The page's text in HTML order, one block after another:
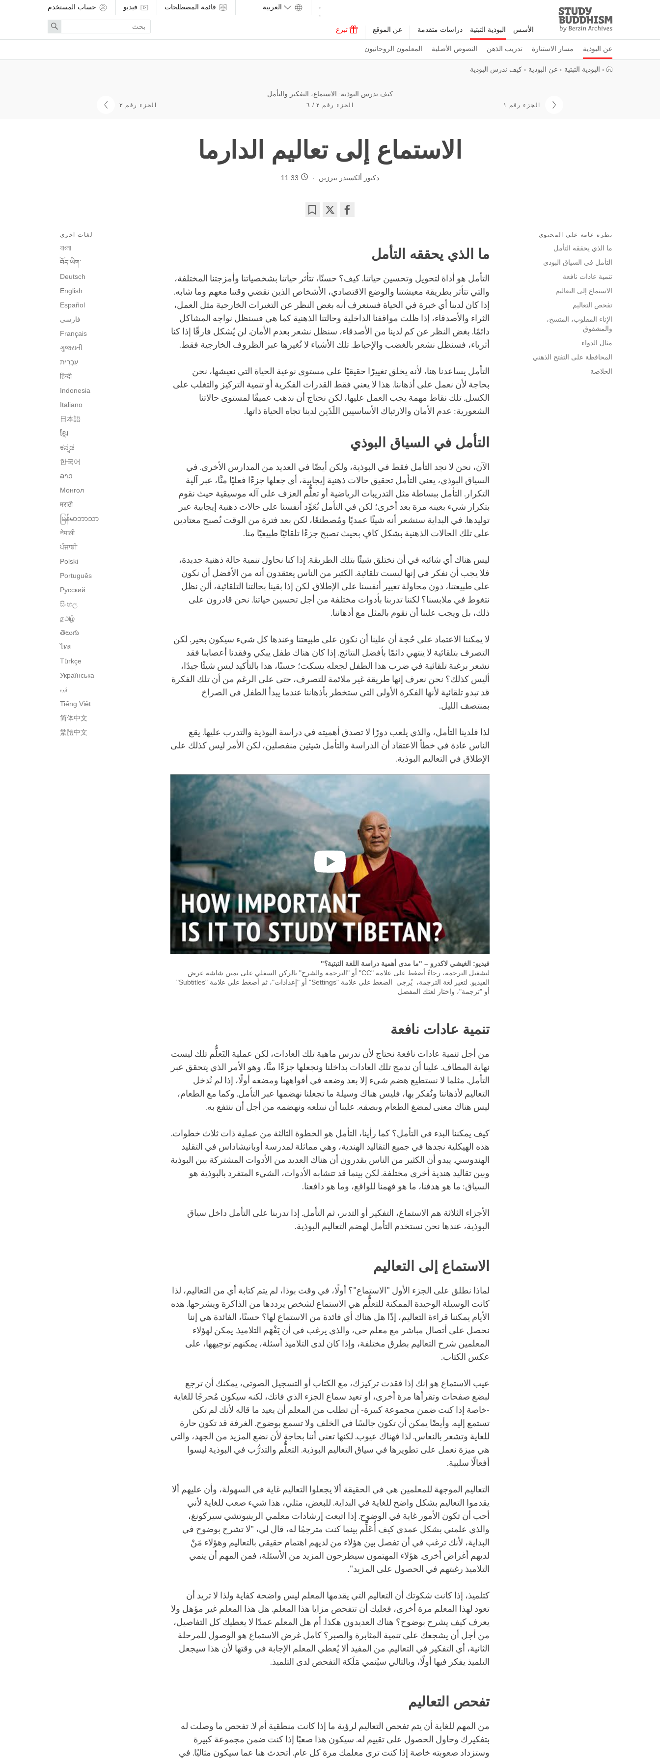
Study
Buddhism
Home
الأسس البوذية التبتية
عن البوذية مسار الاستنارة تدريب الذهن النصوص الأصلية المعلمون الروحانيون
دراسات متقدمة عن الموقع تبرع
قائمة المصطلحات فيديو حساب المستخدم
search
term
Search
› البوذية التبتية › عن البوذية › كيف ندرس البوذية
الجزء رقم ١
كيف تدرس البوذية: الاستماع، التفكير والتأمل
الجزء رقم ٢ / ٦ الجزء رقم ٣
الاستماع إلى تعاليم الدارما
دكتور ألكسندر بيرزين 11:33
on
نظرة عامة على المحتوى
ما الذي يحققه التأمل
التأمل في السياق البوذي
تنمية عادات نافعة
الاستماع إلى التعاليم
تفحص التعاليم
الإناء المقلوب، المتسخ،
والمشقوق
مثال الدواء
المحافظة على التفتح الذهني
الخلاصة
لغات اخرى
বাংলা
བོད་ཡིག་
Deutsch
English
Español
فارسی
Français
ગુજરાતી
עִבְרִית‎
हिन्दी
Indonesia
Italiano
日本語
ខ្មែរ
ಕನ್ನಡ
한국어
ລາວ
Монгол
मराठी
မြန်မာဘာသာ
नेपाली
ਪੰਜਾਬੀ
Polski
Português
Русский
සිංහල
தமிழ்
తెలుగు
ไทย
Türkçe
Українська
اُردو
Tiếng Việt
简体中文
繁體中文
ما الذي يحققه التأمل
التأمل هو أداة لتحويل وتحسين حياتنا. كيف؟ حسنًا، تتأثر حياتنا بشخصياتنا وأمزجتنا المختلفة،
والتي تتأثر بطريقة معيشتنا والوضع الاقتصادي، الأشخاص الذين نقضي وقتنا معهم وما شابه.
إذا كان لدينا أي خبرة في الحياة فسنعرف أنه بغض النظر عن التغيرات الخارجية مثل العمل،
الثراء والأصدقاء، إذا ظلت مواقفنا الداخلية وحالتنا الذهنية كما هي فسنظل نواجه المشاكل
دائمًا. بغض النظر عن كم لدينا من الأصدقاء، سنظل نشعر بعدم الأمان. لن يُشكل فارقًا إذا كنا
أثرياء، فسنظل نشعر بالغضب والإحباط. تلك الأشياء لا نُغيرها عبر الظروف الخارجية فقط.
التأمل يساعدنا هنا، لأنه يخلق تغييرًا حقيقيًا على مستوى نوعية الحياة التي نعيشها، نحن
بحاجة لأن نعمل على أذهاننا. هذا لا يعني فقط القدرات الفكرية أو تنمية التركيز والتغلب على
الكسل. تلك نقاط مهمة يجب العمل عليها، لكن نحتاج أن نذهب عميقًا لمستوى حالاتنا
الشعورية: عدم الأمان والارتباك الأساسيين اللَذَين لدينا تجاه الحياة ذاتها.
التأمل في السياق البوذي
الآن، نحن لا نجد التأمل فقط في البوذية، ولكن أيضًا في العديد من المدارس الأخرى. في
السياق البوذي، يعني التأمل تحقيق حالات ذهنية إيجابية، أي جعلها جزءًا فعليًا منَّا، عبر آلية
التكرار. التأمل ببساطة مثل التدريبات الرياضية أو تعلُّم العزف على آله موسيقية حيث نقوم
بتكرار شيء بعينه مرة بعد أخرى؛ لكن في التأمل نُعَوِّد أنفسنا على حالات ذهنية إيجابية عبر
توليدها. في البداية سنشعر أنه شيئًا عمديًا ومُصطنعًا، لكن بعد فترة من الوقت نُصبح معتادين
على تلك الحالات الذهنية بشكل كافٍ بحيث تصبح جزءًا تلقائيًا طبيعيًا منا.
ليس هناك أي شائبه في أن نختلق شيئًا بتلك الطريقة. إذا كنا نحاول تنمية حالة ذهنية جديدة،
فلا يجب أن نفكر في إنها ليست تلقائية. الكثير من الناس يعتقدون أنه من الأفضل أن نكون
على طبيعتنا، دون محاولة تغيير أنفسنا على الإطلاق. لكن إذا بقينا بحالتنا التلقائية، ألن نظل
نتغوط في ملابسنا؟ لكننا تدربنا بأدوات مختلفة من أجل تحسين حياتنا. نحن قادرون على
ذلك، بل ويجب علينا أن نقوم بالمثل مع أذهاننا.
لا يمكننا الاعتماد على حُجة أن علينا أن نكون على طبيعتنا وعندها كل شيء سيكون بخير. لكن
التصرف بتلقائية لا ينتهي دائمًا بأفضل النتائج. إذا كان هناك طفل يبكي وفقدنا أعصابنا فقد
نشعر برغبة تلقائية في ضرب هذا الطفل لجعله يسكت؛ حسنًا، هذا بالتأكيد ليس شيئًا جيدًا،
أليس كذلك؟ نحن نعرف إنها طريقة غير ملائمة للتصرف، حتى على الرغم من أن تلك الفكرة
قد تبدو تلقائية لأنها الفكرة الأولى التي ستخطر بأذهاننا عندما يبدأ الطفل في الصراخ
بمنتصف الليل.
لذا فلدينا التأمل، والذي يلعب دورًا لا تصدق أهميته في دراسة البوذية والتدرب عليها. يقع
الناس عادة في خطأ الاعتقاد أن الدراسة والتأمل شيئين منفصلين، لكن الأمر ليس كذلك على
الإطلاق في التعاليم البوذية.
فيديو: الغيشي لاكدرو – "ما مدى أهمية دراسة اللغة التبتية؟"
لتشغيل الترجمة، رجاءً أضغط على علامة "CC" أو "الترجمة والشرح" بالركن السفلي على يمين شاشة عرض
الفيديو. لتغير لغة الترجمة، يُرجى الضغط على علامة "Settings" أو "إعدادات"، ثم أضغط على علامة "Subtitles"
أو "ترجمة"، واختار لغتك المفضل
تنمية عادات نافعة
من أجل تنمية عادات نافعة نحتاج لأن ندرس ماهية تلك العادات، لكن عملية التَعلُّم تلك ليست
نهاية المطاف. علينا أن ندمج تلك العادات بداخلنا ونجعلها جزءًا منَّا، وهو الأمر الذي يتحقق عبر
التأمل. مثلما لا نستطيع هضم شيء إلا بعد وضعه في أفواههنا ومضغه أولًا، إذا لم نُدخل
التعاليم لأذهاننا ونُفكر بها، فليس هناك وسيلة ما تجعلنا نهضمها عبر التأمل. وكما مع الطعام،
ليس هناك معنى لمضغ الطعام وبصقه. علينا أن نبتلعه ونهضمه من أجل أن ننتفع به.
كيف يمكننا البدء في التأمل؟ كما رأينا، التأمل هو الخطوة الثالثة من عملية ذات ثلاث خطوات.
هذه الهيكلية نجدها في جميع التقاليد الهندية، وهي مماثلة لمدرسة أوبانيشاداس في التقليد
الهندوسي. يبدو أن الكثير من الناس يقدرون أن هناك العديد من الأدوات المشتركة بين البوذية
وبين تقاليد هندية أخرى مختلفة. لكن بينما قد تتشابه الأدوات، الشيء المتفرد بالبوذية هو
السياق: ما هو هدفنا، ما هو فهمنا للواقع، وما هو دافعنا.
الأجزاء الثلاثة هم الاستماع، التفكير أو التدبر، ثم التأمل. إذا تدربنا على التأمل داخل سياق
البوذية، عندها نحن نستخدم التأمل لهضم التعاليم البوذية.
الاستماع إلى التعاليم
لماذا نطلق على الجزء الأول "الاستماع"؟ أولًا، في وقت بوذا، لم يتم كتابة أي من التعاليم، لذا
كانت الوسيلة الوحيدة الممكنة للتعلُّم هي الاستماع لشخص يرددها من الذاكرة ويشرحها. هذه
الأيام يمكننا قراءة التعاليم، إذًا هل هناك أي فائدة من الاستماع لها؟ حسنًا، الفائدة هي إننا
نحصل على أتصال مباشر مع معلم حي، والذي يرغب في أن يَفْهَم التلاميذ. يمكن لهؤلاء
المعلمين شرح التعاليم بطرق مختلفة، وإذا كان لدى التلاميذ أسئلة، يمكنهم توجيهها، على
عكس الكتاب.
عيب الاستماع هو إنك إذا فقدت تركيزك، مع الكتاب أو التسجيل الصوتي، يمكنك أن ترجع
لبضع صفحات وتقرأها مرة أخرى، أو تعيد سماع الجزء الذي فاتك، لكنه سيكون مُحرجًا للغاية
-خاصة إذا كنت ضمن مجموعة كبيرة- أن تطلب من المعلم أن يعيد ما قاله لأنك لم تكن
تستمع إليه. وأيضًا يمكن أن تكون جالسًا في الخلف ولا تسمع بوضوح. الغرفة قد تكون حارة
للغاية وتشعر بالنعاس. لذا فهناك عيوب. لكنها تعني أننا بحاجة لأن نضع المزيد من الجهد، والتي
هي ميزة نعمل على تطويرها في سياق التعاليم البوذية. التعلُّم والتدرُّب في البوذية ليسوا
أفعالًا سلبية.
التعاليم الموجهة للمعلمين هي في الحقيقة ألا يجعلوا التعاليم غاية في السهولة، وأن عليهم ألا
يقدموا التعاليم بشكل واضح للغاية في البداية. للبعض، مثلي، هذا شيء صعب للغاية لأني
أحب أن تكون الأمور غاية في الوضوح. إذا اتبعت إرشادات معلمي الرينبوتشي سيركونغ،
والذي علمني بشكل عمدي كيف أُعَلِّم بينما كنت مترجمًا له، قال لي، "لا تشرح بوضوح في
البداية، لأنك ترغب في أن تفصل بين هؤلاء من لديهم اهتمام حقيقي بالتعاليم وهؤلاء مَنْ
لديهم أغراض أخرى. هؤلاء المهتمون سيطرحون المزيد من الأسئلة، فمن المهم أن ينمي
التلاميذ رغبتهم في الحصول على المزيد".
كتلميذ، إذا كانت شكوتك أن التعاليم التي يقدمها المعلم ليس واضحة كفاية ولذا لا تريد أن
تعود لهذا المعلم مرة أخرى، فعليك أن تتفحص مزايا هذا المعلم. هل هذا المعلم غير مؤهل ولا
يعرف كيف يشرح بوضوح؟ هناك العديدون هكذا. أم هل المعلم عمدًا لا يعطيك كل التفاصيل،
من أجل أن يشجعك على تنمية المثابرة والصبر؟ كامل غرض الاستماع هو الوصول للمرحلة
الثانية، أي التفكير في التعاليم. من المفيد ألا يُعطي المعلم الإجابة في وقتها لأن هذا سيجعل
التلميذ يفكر فيها أولًا، وبالتالي سيُنمي مَلَكة التفحص لدى التلميذ.
تفحص التعاليم
من المهم للغاية أن يتم تفحص التعاليم لرؤية ما إذا كانت منطقية أم لا. تفحص ما وصلت له
بتفكيرك وحاول الحصول على تقييم له. سيكون هذا صعبًا إذا كنت ضمن مجموعة كبيرة
وستزداد صعوبته خاصة إذا كنت ترى معلمك مرة كل عام. أتحدث هنا عما سيكون مثاليًا. في